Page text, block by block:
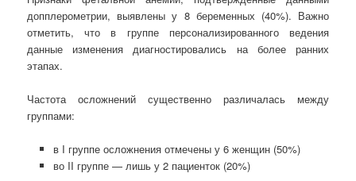
допплерометрии, выявлены у 8 беременных (40%). Важно
отметить, что в группе персонализированного ведения
данные изменения диагностировались на более ранних
этапах.
Частота осложнений существенно различалась между
группами:
в I группе осложнения отмечены у 6 женщин (50%)
во II группе — лишь у 2 пациенток (20%)